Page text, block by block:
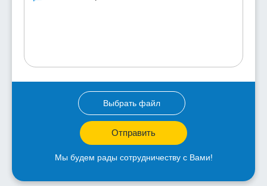
Выбрать файл
Отправить
Мы будем рады сотрудничеству с Вами!